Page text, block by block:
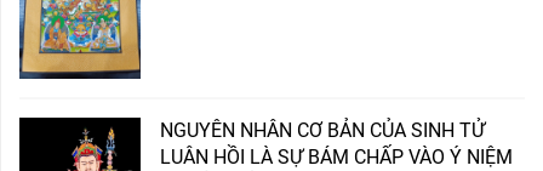
NGUYÊN NHÂN CƠ BẢN CỦA SINH TỬ
LUÂN HỒI LÀ SỰ BÁM CHẤP VÀO Ý NIỆM